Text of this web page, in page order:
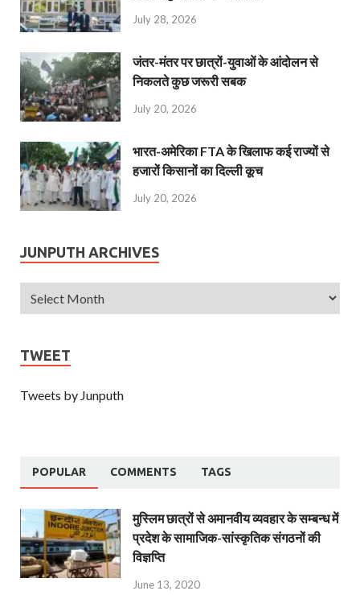
July 28, 2026
जंतर-मंतर पर छात्रों-युवाओं के आंदोलन से
निकलते कुछ जरूरी सबक
July 20, 2026
भारत-अमेरिका FTA के खिलाफ कई राज्यों से
हजारों किसानों का दिल्ली कूच
July 20, 2026
JUNPUTH ARCHIVES
TWEET
Tweets by Junputh
POPULAR COMMENTS TAGS
मुस्लिम छात्रों से अमानवीय व्यवहार के सम्बन्ध में
प्रदेश के सामाजिक-सांस्कृतिक संगठनों की
विज्ञप्ति
June 13, 2020